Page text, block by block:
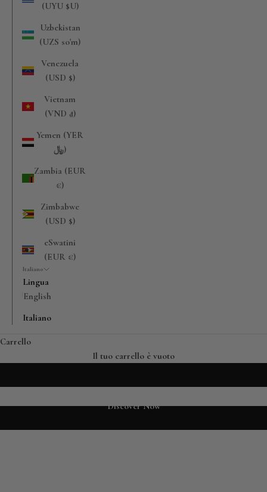
(UYU $U)
Uzbekistan
(UZS so'm)
Venezuela
(USD $)
Vietnam
(VND ₫)
Yemen (YER
﷼)
Zambia (EUR
€)
Zimbabwe
(USD $)
eSwatini
(EUR €)
Italiano
Lingua
English
Italiano
Carrello
Il tuo carrello è vuoto
Discover Now